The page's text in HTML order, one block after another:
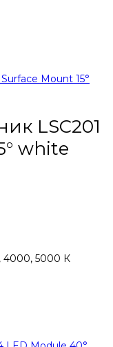
LSC201
white
4000, 5000 К